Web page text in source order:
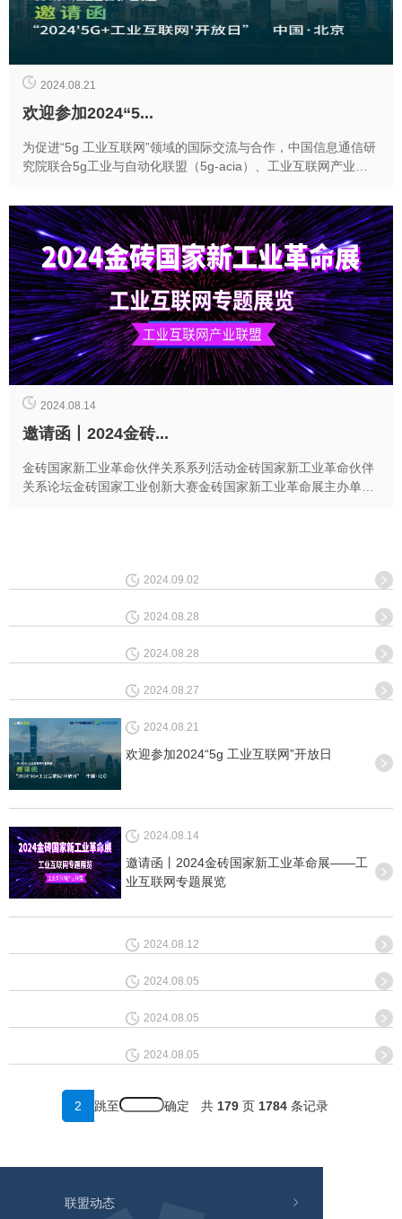
2024.08.21
欢迎参加2024“5...
为促进“5g 工业互联网”领域的国际交流与合作，中国信息通信研
究院联合5g工业与自动化联盟（5g-acia）、工业互联网产业联
2024.08.14
邀请函丨2024金砖...
金砖国家新工业革命伙伴关系系列活动金砖国家新工业革命伙伴
关系论坛金砖国家工业创新大赛金砖国家新工业革命展主办单位
2024.09.02
2024.08.28
2024.08.28
2024.08.27
2024.08.21
欢迎参加2024“5g 工业互联网”开放日
2024.08.14
邀请函丨2024金砖国家新工业革命展——工
业互联网专题展览
2024.08.12
2024.08.05
2024.08.05
2024.08.05
2 跳至 共179 页 1784条记录
联盟动态